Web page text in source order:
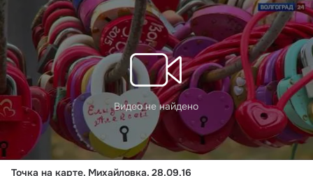
Видео не найдено
Точка на карте. Михайловка. 28.09.16